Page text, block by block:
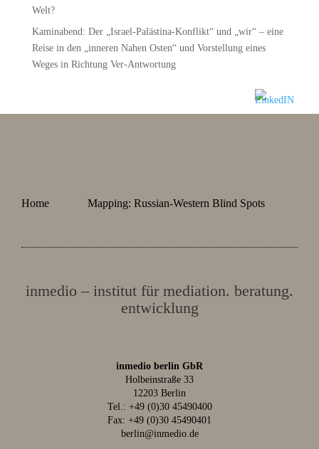
Welt?
Kaminabend: Der „Israel-Palästina-Konflikt“ und „wir“ – eine
Reise in den „inneren Nahen Osten“ und Vorstellung eines
Weges in Richtung Ver-Antwortung
Home Mapping: Russian-Western Blind Spots
inmedio – institut für mediation. beratung.
entwicklung
inmedio berlin GbR
Holbeinstraße 33
12203 Berlin
Tel.: +49 (0)30 45490400
Fax: +49 (0)30 45490401
berlin@inmedio.de